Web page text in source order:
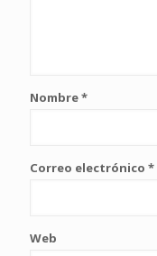
Nombre*
Correo electrónico *
Web